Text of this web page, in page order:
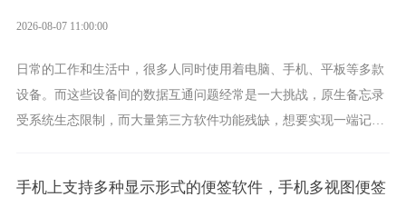
2026-08-07 11:00:00
日常的工作和生活中，很多人同时使用着电脑、手机、平板等多款
设备。而这些设备间的数据互通问题经常是一大挑战，原生备忘录
受系统生态限制，而大量第三方软件功能残缺，想要实现一端记
手机上支持多种显示形式的便签软件，手机多视图便签